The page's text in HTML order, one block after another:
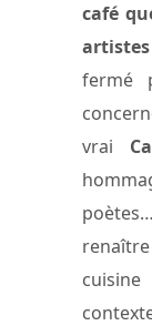
café
fermé
vrai